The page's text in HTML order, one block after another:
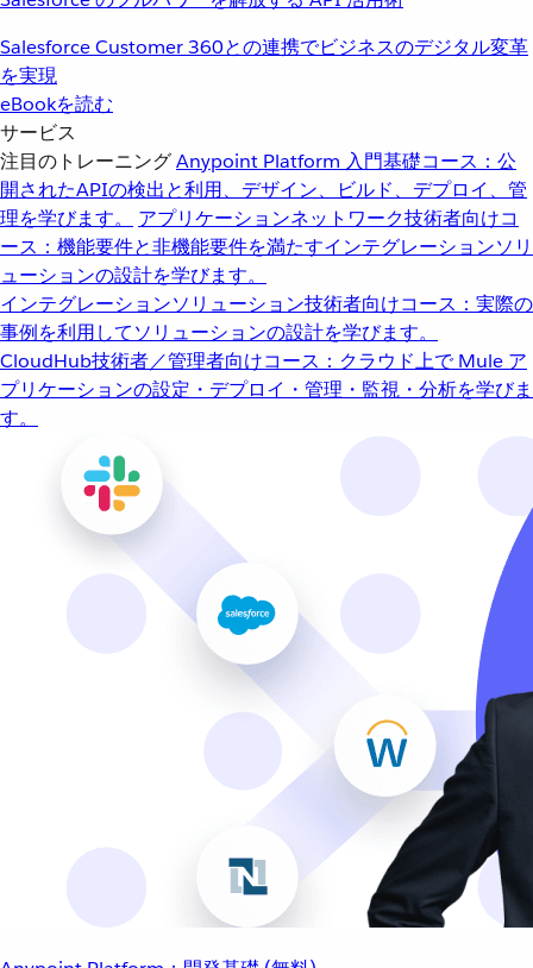
Salesforce Customer 360との連携でビジネスのデジタル変革
を実現
eBookを読む
サービス
注目のトレーニングAnypoint Platform 入門基礎コース：公
開されたAPIの検出と利用、デザイン、ビルド、デプロイ、管
理を学びます。
アプリケーションネットワーク技術者向けコ
ース：機能要件と非機能要件を満たすインテグレーションソリ
ューションの設計を学びます。
インテグレーションソリューション技術者向けコース：実際の
事例を利用してソリューションの設計を学びます。
CloudHub技術者／管理者向けコース：クラウド上で Mule ア
プリケーションの設定・デプロイ・管理・監視・分析を学びま
す。